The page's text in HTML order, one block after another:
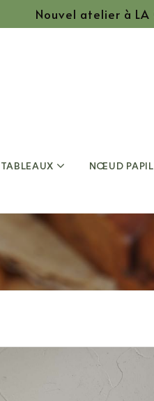
Nouvel atelier à LA
TABLEAUX NŒUD